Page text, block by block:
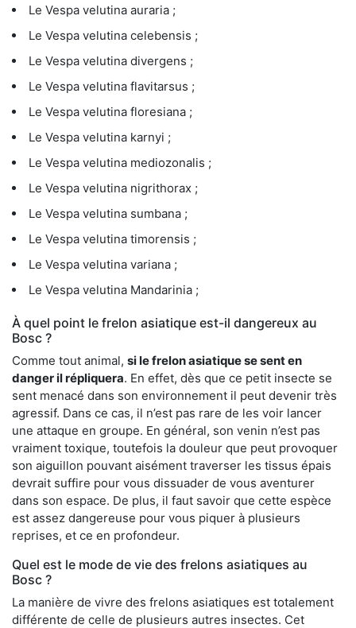
Le Vespa velutina auraria ;
Le Vespa velutina celebensis ;
Le Vespa velutina divergens ;
Le Vespa velutina flavitarsus ;
Le Vespa velutina floresiana ;
Le Vespa velutina karnyi ;
Le Vespa velutina mediozonalis ;
Le Vespa velutina nigrithorax ;
Le Vespa velutina sumbana ;
Le Vespa velutina timorensis ;
Le Vespa velutina variana ;
Le Vespa velutina Mandarinia ;
À quel point le frelon asiatique est-il dangereux au
Bosc ?
Comme tout animal, si le frelon asiatique se sent en
danger il répliquera. En effet, dès que ce petit insecte se
sent menacé dans son environnement il peut devenir très
agressif. Dans ce cas, il n’est pas rare de les voir lancer
une attaque en groupe. En général, son venin n’est pas
vraiment toxique, toutefois la douleur que peut provoquer
son aiguillon pouvant aisément traverser les tissus épais
devrait suffire pour vous dissuader de vous aventurer
dans son espace. De plus, il faut savoir que cette espèce
est assez dangereuse pour vous piquer à plusieurs
reprises, et ce en profondeur.
Quel est le mode de vie des frelons asiatiques au
Bosc ?
La manière de vivre des frelons asiatiques est totalement
différente de celle de plusieurs autres insectes. Cet